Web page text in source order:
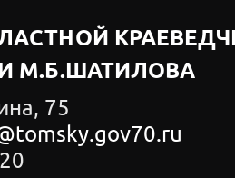
М.Б.ШАТИЛОВА
75